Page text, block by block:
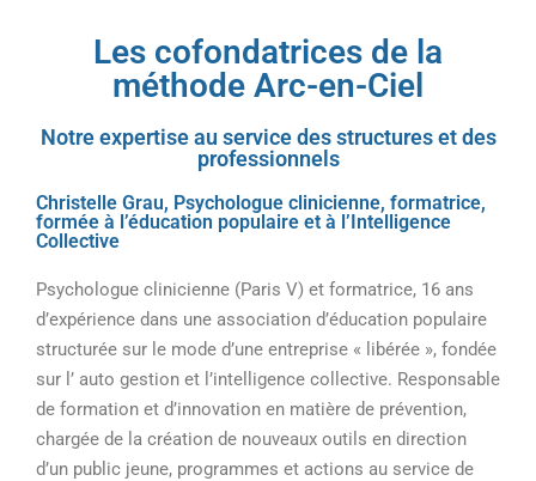
Les cofondatrices de la
méthode Arc-en-Ciel
Notre expertise au service des structures et des
professionnels
Christelle Grau, Psychologue clinicienne, formatrice,
formée à l’éducation populaire et à l’Intelligence
Collective
Psychologue clinicienne (Paris V) et formatrice, 16 ans
d’expérience dans une association d’éducation populaire
structurée sur le mode d’une entreprise « libérée », fondée
sur l’ auto gestion et l’intelligence collective. Responsable
de formation et d’innovation en matière de prévention,
chargée de la création de nouveaux outils en direction
d’un public jeune, programmes et actions au service de